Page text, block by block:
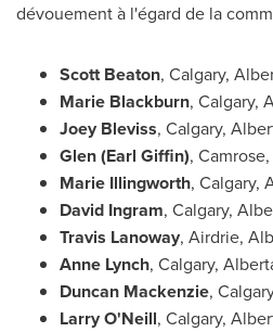
dévouement à l'égard de la
Scott Beaton, Calgary,
Marie Blackburn, Calgary,
Joey Bleviss, Calgary,
Glen (Earl Giffin),
Marie Illingworth, Calgary,
David Ingram, Calgary,
Travis Lanoway, Airdrie,
Anne Lynch, Calgary,
Duncan Mackenzie,
Larry O'Neill, Calgary,